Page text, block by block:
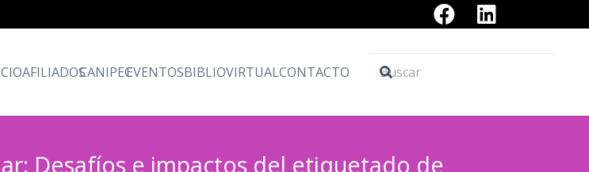
AFILIADOSCANIPECEVENTOSBIBLIOVIRTUALCONTACTO
Desafíos e impactos del etiquetado de